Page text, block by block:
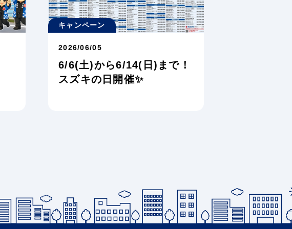
キャンペーン
2026/06/05
6/6(土)から6/14(日)まで！
スズキの日開催✨